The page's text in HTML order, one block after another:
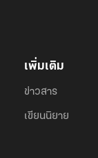
เพิ่มเติม
ข่าวสาร
เขียนนิยาย